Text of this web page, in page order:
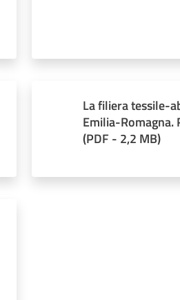
La filiera tessile-
Emilia-
(PDF - 2,2 MB)